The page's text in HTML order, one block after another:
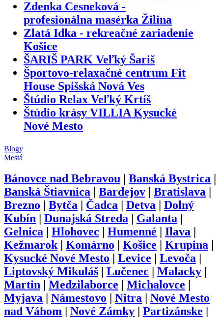
Zdenka Cesneková -
profesionálna masérka Žilina
Zlatá Idka - rekreačné zariadenie
Košice
ŠARIŠ PARK Veľký Šariš
Športovo-relaxačné centrum Fit
House Spišská Nová Ves
Štúdio Relax Veľký Krtíš
Štúdio krásy VILLIA Kysucké
Nové Mesto
Blogy
Mestá
Bánovce nad Bebravou | Banská Bystrica |
Banská Štiavnica | Bardejov | Bratislava |
Brezno | Bytča | Čadca | Detva | Dolný
Kubín | Dunajská Streda | Galanta |
Gelnica | Hlohovec | Humenné | Ilava |
Kežmarok | Komárno | Košice | Krupina |
Kysucké Nové Mesto | Levice | Levoča |
Liptovský Mikuláš | Lučenec | Malacky |
Martin | Medzilaborce | Michalovce |
Myjava | Námestovo | Nitra | Nové Mesto
nad Váhom | Nové Zámky | Partizánske |